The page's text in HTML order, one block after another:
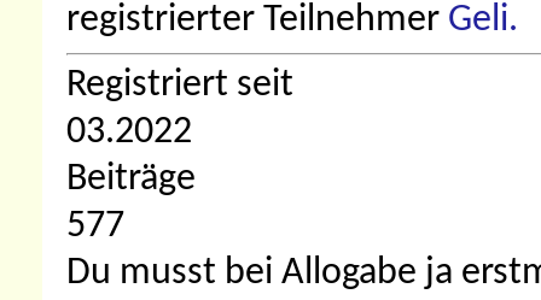
registrierter Teilnehmer
Registriert seit
03.2022
Beiträge
577
Du musst bei Allogabe ja